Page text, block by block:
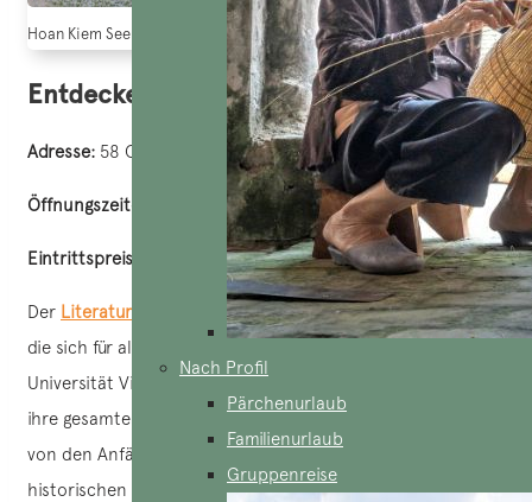
Nach Profil
Pärchenurlaub
Familienurlaub
Gruppenreise
Hoan Kiem See in Hanoi (Quelle: Cong Luan)
Entdecken Sie den Tempel der Literatur
Adresse: 58 Quoc Tu Giam, Dong Da, Hanoi
Öffnungszeiten: von 8 Uhr morgens bis 16 Uhr nachmittags
Eintrittspreis : 30.000 VND
Der Literaturtempel
ist ein ideales Reiseziel für Reisende,
die sich für alte Architektur begeistern. Diese erste
Universität Vietnams wurde 1070 gegründet und bewahrt
ihre gesamte Architektur aus der damaligen Zeit. Sie zeugt
von den Anfängen der Nguyen-Dynastie, einer prägenden
historischen Periode Vietnams.